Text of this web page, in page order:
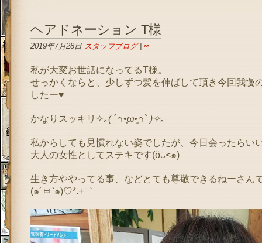
ヘアドネーション T様
2019年7月28日 スタッフブログ| ∞
私が大変お世話になってるT様。
せっかくならと、少しずつ髪を伸ばして頂き今回我慢
したー♥
かなりスッキリ✧｡( ´∩•͈ω•͈∩` )✧｡
私からしても見慣れない姿でしたが、今日会ったらい
大人の女性としてステキです(öᴗ<๑)
生き方ややってる事、などとても尊敬できるねーさん
(๑´ㅂ`๑)♡*.+゜